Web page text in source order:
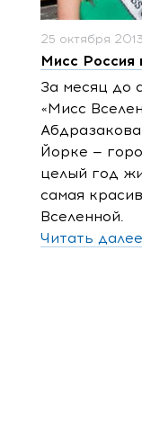
25 октября 2013
Мисс
За месяц до
«Мисс
Йорке —
целый год
самая
Вселенной.
Читать